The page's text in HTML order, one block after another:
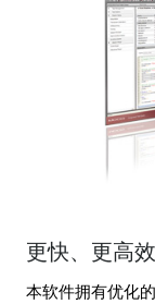
更快、更高
本软件拥有优化